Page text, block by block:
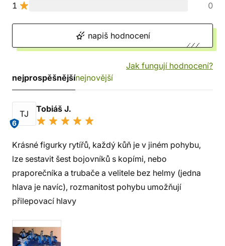
1
0
napiš hodnocení
Jak fungují hodnocení?
nejprospěšnějšínejnovější
TJ
6
Tobiáš J.
Krásné figurky rytířů, každý kůň je v jiném pohybu,
lze sestavit šest bojovníků s kopími, nebo
praporečníka a trubače a velitele bez helmy (jedna
hlava je navíc), rozmanitost pohybu umožňují
přilepovací hlavy